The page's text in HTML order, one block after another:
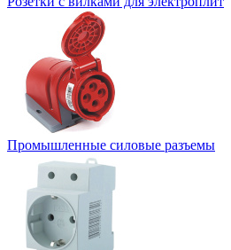
Промышленные силовые разъемы